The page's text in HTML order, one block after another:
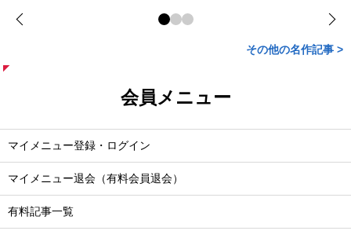
その他の名作記事 >
会員メニュー
マイメニュー登録・ログイン
マイメニュー退会（有料会員退会）
有料記事一覧